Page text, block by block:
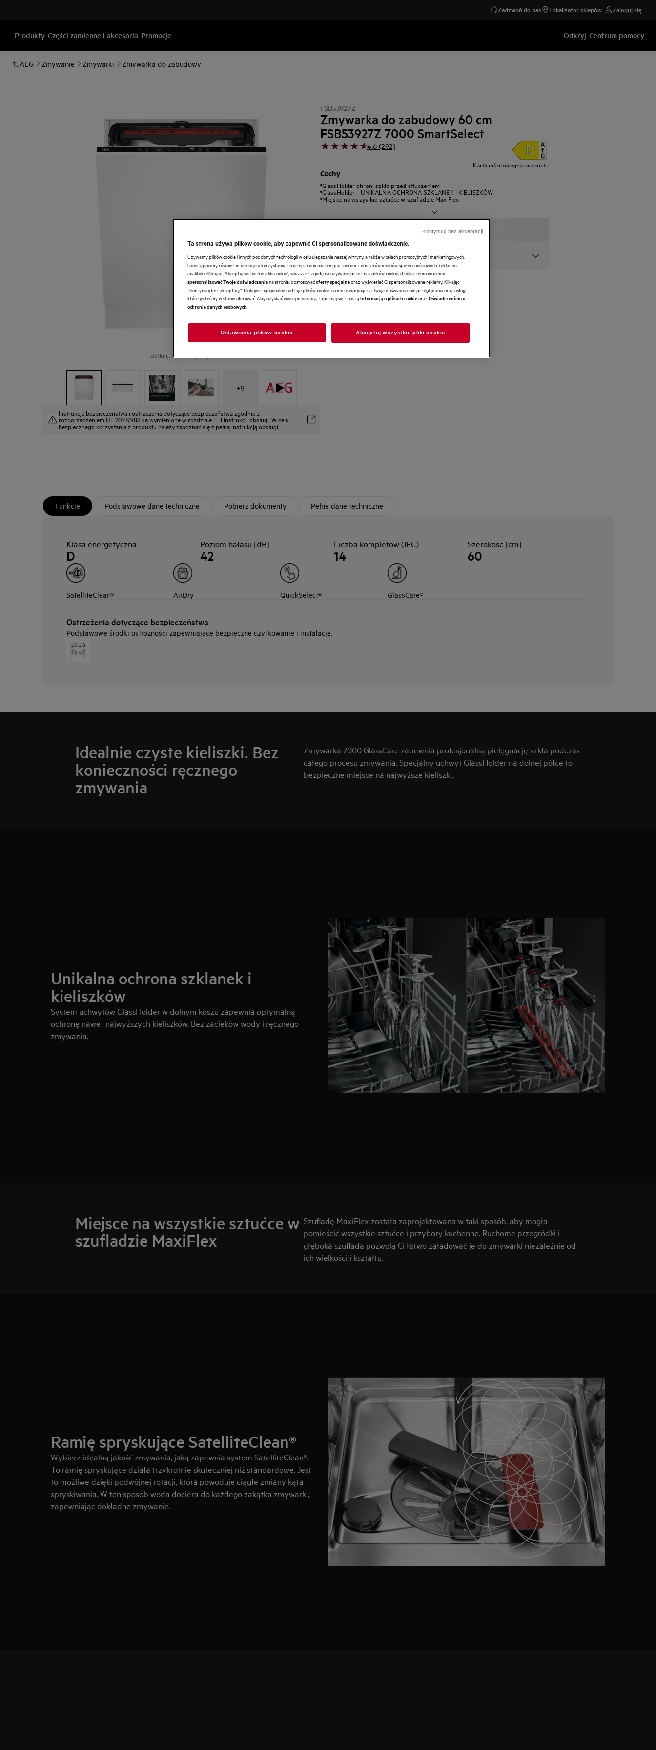
Zadzwoń do nas Lokalizator sklepów Zaloguj się
Produkty Części zamienne i akcesoria Promocje Odkryj Centrum pomocy
AEG Zmywanie Zmywarki Zmywarka do zabudowy
Dotknij, aby powiększyć.
+9
Instrukcje bezpieczeństwa i ostrzeżenia dotyczące bezpieczeństwa zgodnie z
rozporządzeniem UE 2023/988 są wymienione w rozdziale I i II instrukcji obsługi. W celu
bezpiecznego korzystania z produktu należy zapoznać się z pełną instrukcją obsługi.
FSB53927Z
Zmywarka do zabudowy 60 cm
FSB53927Z 7000 SmartSelect
4.6 (292)
Karta informacyjna produktu
Cechy
GlassHolder chroni szkło przed stłuczeniem
GlassHolder - UNIKALNA OCHRONA SZKLANEK I KIELISZKÓW
Miejsce na wszystkie sztućce w szufladzie MaxiFlex
RedDot Design Award 2019
Funkcje Podstawowe dane techniczne Pobierz dokumenty Pełne dane techniczne
Klasa energetyczna
D
Poziom hałasu [dB]
42
Liczba kompletów (IEC)
14
Szerokość [cm]
60
SatelliteClean® AirDry QuickSelect® GlassCare®
Ostrzeżenia dotyczące bezpieczeństwa
Podstawowe środki ostrożności zapewniające bezpieczne użytkowanie i instalację.
Idealnie czyste kieliszki. Bez
konieczności ręcznego
zmywania
Zmywarka 7000 GlassCare zapewnia profesjonalną pielęgnację szkła podczas
całego procesu zmywania. Specjalny uchwyt GlassHolder na dolnej półce to
bezpieczne miejsce na najwyższe kieliszki.
Unikalna ochrona szklanek i
kieliszków
System uchwytów GlassHolder w dolnym koszu zapewnia optymalną
ochronę nawet najwyższych kieliszków. Bez zacieków wody i ręcznego
zmywania.
Miejsce na wszystkie sztućce w
szufladzie MaxiFlex
Szufladę MaxiFlex została zaprojektowana w taki sposób, aby mogła
pomieścić wszystkie sztućce i przybory kuchenne. Ruchome przegródki i
głęboka szuflada pozwolą Ci łatwo załadować je do zmywarki niezależnie od
ich wielkości i kształtu.
Ramię spryskujące SatelliteClean®
Wybierz idealną jakość zmywania, jaką zapewnia system SatelliteClean®.
To ramię spryskujące działa trzykrotnie skuteczniej niż standardowe. Jest
to możliwe dzięki podwójnej rotacji, która powoduje ciągłe zmiany kąta
spryskiwania. W ten sposób woda dociera do każdego zakątka zmywarki,
zapewniając dokładne zmywanie.
Ta strona używa plików cookie, aby zapewnić Ci spersonalizowane doświadczenie.
Używamy plików cookie i innych podobnych technologii w celu ulepszania naszej witryny, a także w celach promocyjnych i marketingowych.
Udostępniamy również informacje o korzystaniu z naszej strony naszym partnerom z obszarów mediów społecznościowych, reklamy i
analityki. Klikając „Akceptuj wszystkie pliki cookie", wyrażasz zgodę na używanie przez nas plików cookie, dzięki czemu możemy
spersonalizować Twoje doświadczeniena stronie, dostosowaćoferty specjalneoraz wyświetlać Ci spersonalizowane reklamy. Klikając
„Kontynuuj bez akceptacji", blokujesz opcjonalne rodzaje plików cookie, co może wpłynąć na Twoje doświadczenie przeglądania oraz usługi,
które jesteśmy w stanie oferować. Aby uzyskać więcej informacji, zapoznaj się z nasząInformacją o plikach cookieoraz Oświadczeniem o
ochronie danych osobowych
Ustawienia plików cookie Akceptuj wszystkie pliki cookie
Kontynuuj bez akceptacji